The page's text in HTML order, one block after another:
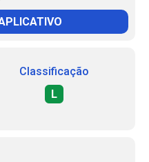
Classificação
L